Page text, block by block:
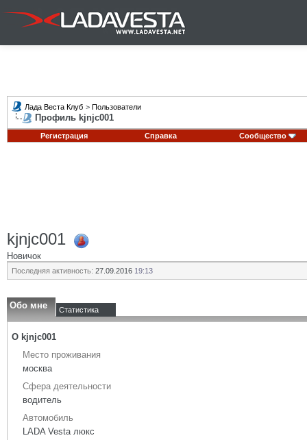
Лада Веста Клуб > Пользователи
Профиль kjnjc001
Регистрация Справка Сообщество
kjnjc001
Новичок
Последняя активность: 27.09.2016 19:13
Обо мне Статистика
О kjnjc001
Место проживания
москва
Сфера деятельности
водитель
Автомобиль
LADA Vesta люкс